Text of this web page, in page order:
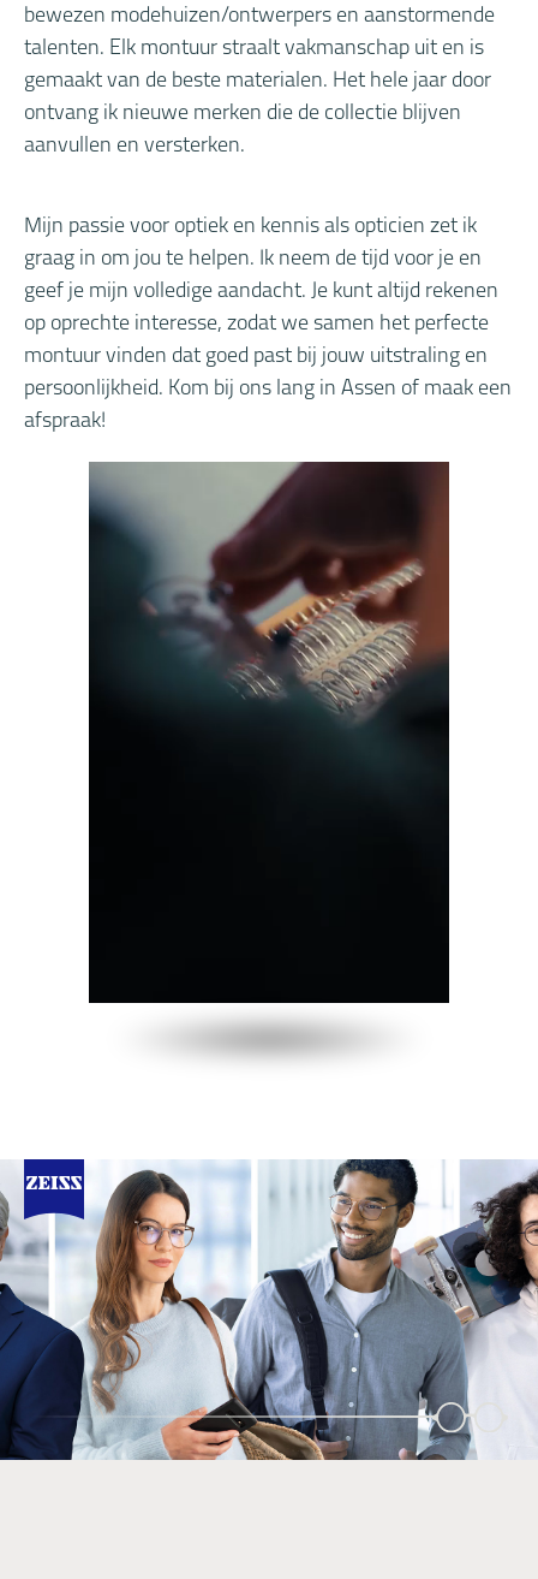
bewezen modehuizen/ontwerpers en aanstormende
talenten. Elk montuur straalt vakmanschap uit en is
gemaakt van de beste materialen. Het hele jaar door
ontvang ik nieuwe merken die de collectie blijven
aanvullen en versterken.
Mijn passie voor optiek en kennis als opticien zet ik
graag in om jou te helpen. Ik neem de tijd voor je en
geef je mijn volledige aandacht. Je kunt altijd rekenen
op oprechte interesse, zodat we samen het perfecte
montuur vinden dat goed past bij jouw uitstraling en
persoonlijkheid. Kom bij ons lang in Assen of maak een
afspraak!